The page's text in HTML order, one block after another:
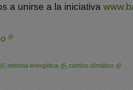
a unirse a la iniciativa
, reforma energética , cambio climático